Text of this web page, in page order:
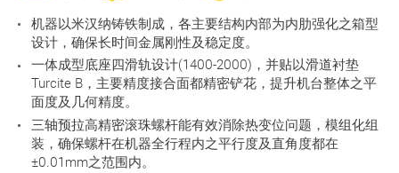
机器以米汉纳铸铁制成，各主要结构内部为内肋强化之箱型
设计，确保长时间金属刚性及稳定度。
一体成型底座四滑轨设计(1400-2000)，并贴以滑道衬垫
Turcite B，主要精度接合面都精密铲花，提升机台整体之平
面度及几何精度。
三轴预拉高精密滚珠螺杆能有效消除热变位问题，模组化组
装，确保螺杆在机器全行程内之平行度及直角度都在
±0.01mm之范围内。